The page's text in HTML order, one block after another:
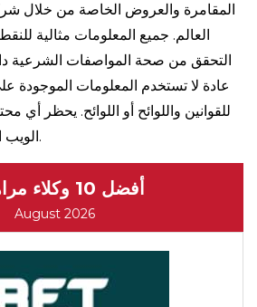
المقامرة والعروض الخاصة من خلال
العالم. جميع المعلومات مثالية
التحقق من صحة المواصفات الشرعية
عادة لا تستخدم المعلومات الموجودة
للقوانين واللوائح أو اللوائح. يحظر
الويب الخاص بك دون موافقتنا.
أفضل 10 وكلاء مراهنات
August 2026